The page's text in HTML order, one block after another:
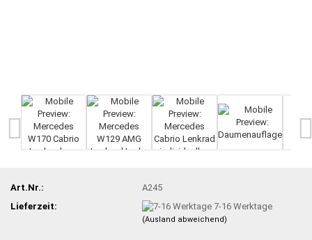
Art.Nr.:
A245
Lieferzeit:
7-16 Werktage
(Ausland abweichend)